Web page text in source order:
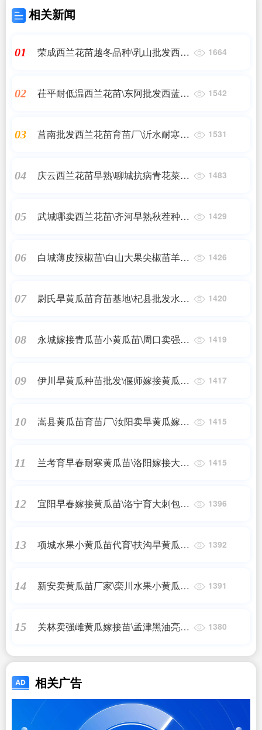
相关新闻
01
荣成西兰花苗越冬品种\乳山批发西兰
1664
02
茌平耐低温西兰花苗\东阿批发西蓝花
1542
03
莒南批发西兰花苗育苗厂\沂水耐寒抗
1531
04
庆云西兰花苗早熟\聊城抗病青花菜苗
1483
05
武城哪卖西兰花苗\齐河早熟秋茬种西
1429
06
白城薄皮辣椒苗\白山大果尖椒苗羊角
1426
07
尉氏旱黄瓜苗育苗基地\杞县批发水果
1420
08
永城嫁接青瓜苗小黄瓜苗\周口卖强雌
1419
09
伊川旱黄瓜种苗批发\偃师嫁接黄瓜苗
1417
10
嵩县黄瓜苗育苗厂\汝阳卖旱黄瓜嫁接
1415
11
兰考育早春耐寒黄瓜苗\洛阳嫁接大小
1415
12
宜阳早春嫁接黄瓜苗\洛宁育大刺包旱
1396
13
项城水果小黄瓜苗代育\扶沟旱黄瓜嫁
1392
14
新安卖黄瓜苗厂家\栾川水果小黄瓜种
1391
15
关林卖强雌黄瓜嫁接苗\孟津黑油亮绿
1380
相关广告